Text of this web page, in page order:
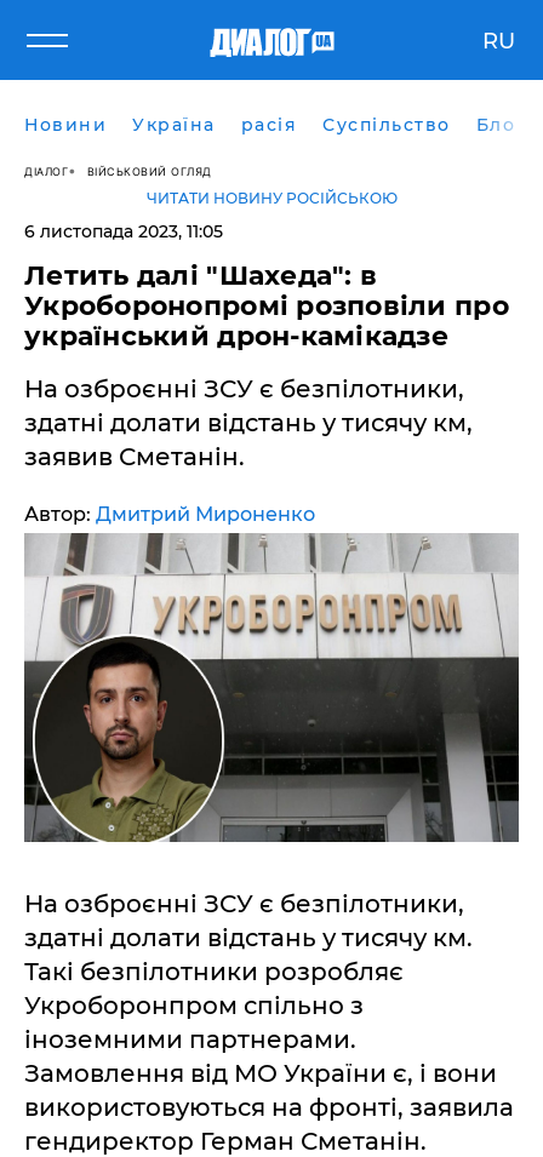
RU
Новини Україна расія Суспільство Блоги
ДІАЛОГ ВІЙСЬКОВИЙ ОГЛЯД
ЧИТАТИ НОВИНУ РОСІЙСЬКОЮ
6 листопада 2023, 11:05
Летить далі "Шахеда": в
Укроборонопромі розповіли про
український дрон-камікадзе
На озброєнні ЗСУ є безпілотники,
здатні долати відстань у тисячу км,
заявив Сметанін.
Автор: Дмитрий Мироненко
На озброєнні ЗСУ є безпілотники,
здатні долати відстань у тисячу км.
Такі безпілотники розробляє
Укроборонпром спільно з
іноземними партнерами.
Замовлення від МО України є, і вони
використовуються на фронті, заявила
гендиректор Герман Сметанін.